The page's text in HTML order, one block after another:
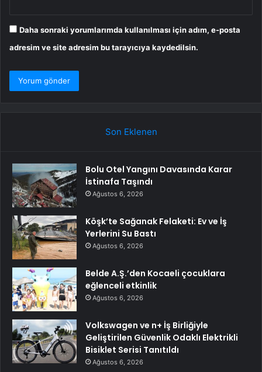
Daha sonraki yorumlarımda kullanılması için adım, e-posta
adresim ve site adresim bu tarayıcıya kaydedilsin.
Son Eklenen
Bolu Otel Yangını Davasında Karar
İstinafa Taşındı
Ağustos 6, 2026
Köşk’te Sağanak Felaketi: Ev ve İş
Yerlerini Su Bastı
Ağustos 6, 2026
Belde A.Ş.’den Kocaeli çocuklara
eğlenceli etkinlik
Ağustos 6, 2026
Volkswagen ve n+ İş Birliğiyle
Geliştirilen Güvenlik Odaklı Elektrikli
Bisiklet Serisi Tanıtıldı
Ağustos 6, 2026